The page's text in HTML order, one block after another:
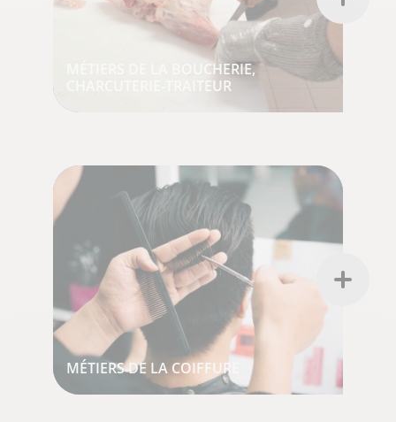
MÉTIERS DE LA BOUCHERIE,
CHARCUTERIE-TRAITEUR
MÉTIERS DE LA COIFFURE